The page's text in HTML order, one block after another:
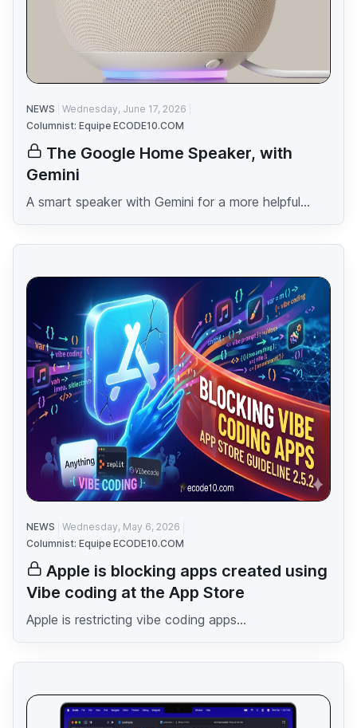
NEWS
Wednesday, June 17, 2026
Columnist: Equipe ECODE10.COM
The Google Home Speaker, with
Gemini
A smart speaker with Gemini for a more helpful...
NEWS
Wednesday, May 6, 2026
Columnist: Equipe ECODE10.COM
Apple is blocking apps created using
Vibe coding at the App Store
Apple is restricting vibe coding apps...